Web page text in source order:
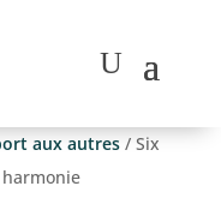
aux autres/ Six